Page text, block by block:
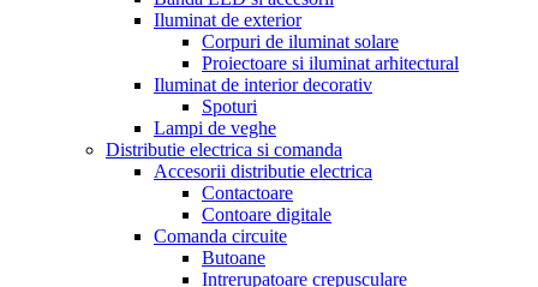
Iluminat de exterior
Corpuri de iluminat solare
Proiectoare si iluminat arhitectural
Iluminat de interior decorativ
Spoturi
Lampi de veghe
Distributie electrica si comanda
Accesorii distributie electrica
Contactoare
Contoare digitale
Comanda circuite
Butoane
Intrerupatoare crepusculare